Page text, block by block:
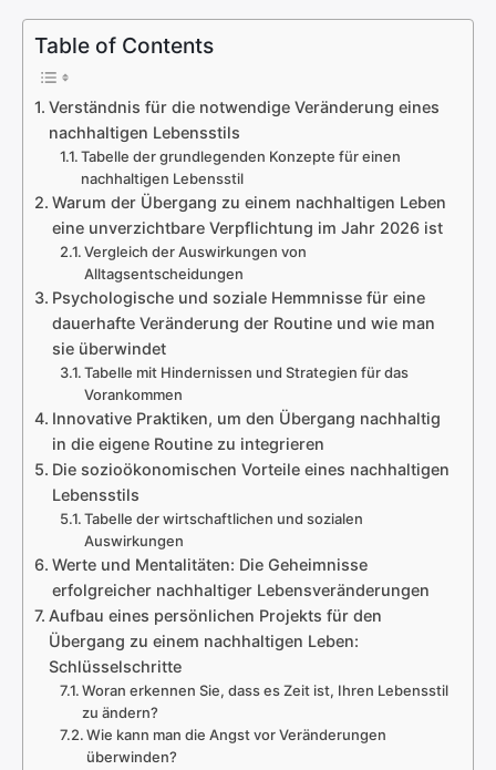
Table of Contents
Verständnis für die notwendige Veränderung eines
nachhaltigen Lebensstils
Tabelle der grundlegenden Konzepte für einen
nachhaltigen Lebensstil
Warum der Übergang zu einem nachhaltigen Leben
eine unverzichtbare Verpflichtung im Jahr 2026 ist
Vergleich der Auswirkungen von
Alltagsentscheidungen
Psychologische und soziale Hemmnisse für eine
dauerhafte Veränderung der Routine und wie man
sie überwindet
Tabelle mit Hindernissen und Strategien für das
Vorankommen
Innovative Praktiken, um den Übergang nachhaltig
in die eigene Routine zu integrieren
Die sozioökonomischen Vorteile eines nachhaltigen
Lebensstils
Tabelle der wirtschaftlichen und sozialen
Auswirkungen
Werte und Mentalitäten: Die Geheimnisse
erfolgreicher nachhaltiger Lebensveränderungen
Aufbau eines persönlichen Projekts für den
Übergang zu einem nachhaltigen Leben:
Schlüsselschritte
Woran erkennen Sie, dass es Zeit ist, Ihren Lebensstil
zu ändern?
Wie kann man die Angst vor Veränderungen
überwinden?